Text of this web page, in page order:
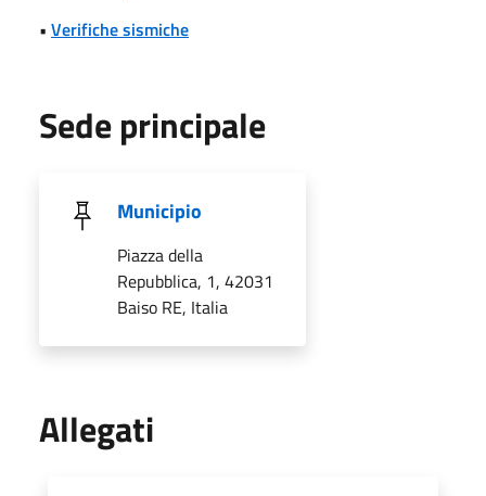
• Verifiche sismiche
Sede principale
Municipio
Piazza della
Repubblica, 1, 42031
Baiso RE, Italia
Allegati